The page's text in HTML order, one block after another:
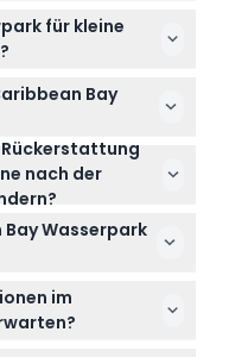
ist normalerweise
aber in
die
werden.
Webseite für den
(Änderungen
bestätigen).
für kleine
freien Eintritt, aber
müssen aus
einem
Bay
online direkt
Wählen Sie
die Verfügbarkeit
wenigen Klicks
nach der
sind
nicht storniert
vor der Buchung
Wasserpark
für Ihre
Bequeme Schuhe
im
aus Indoor-